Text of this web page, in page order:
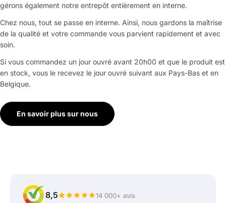
gérons également notre entrepôt entièrement en interne.
Chez nous, tout se passe en interne. Ainsi, nous gardons la maîtrise
de la qualité et votre commande vous parvient rapidement et avec
soin.
Si vous commandez un jour ouvré avant 20h00 et que le produit est
en stock, vous le recevez le jour ouvré suivant aux Pays-Bas et en
Belgique.
En savoir plus sur nous
8,5 14 000+ avis